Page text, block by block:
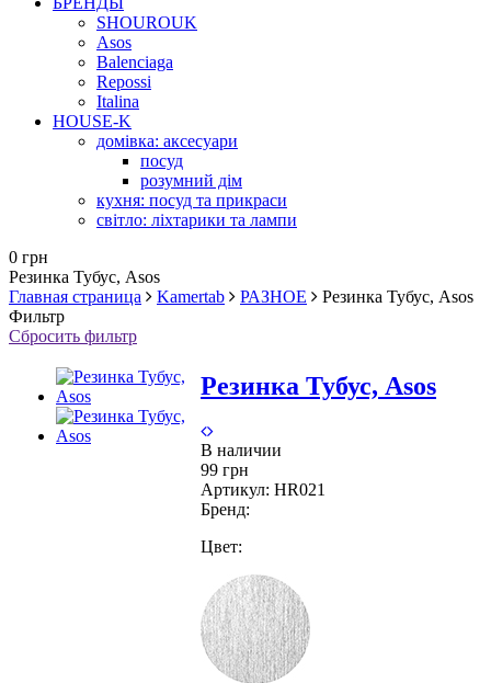
SHOUROUK
Asos
Balenciaga
Repossi
Italina
HOUSE-K
домівка: аксесуари
посуд
розумний дім
кухня: посуд та прикраси
світло: ліхтарики та лампи
0 грн
Резинка Тубус, Asos
Главная страница
Kamertab РАЗНОЕ
Резинка Тубус, Asos
Фильтр
Сбросить фильтр
Резинка Тубус, Asos
В наличии
99 грн
Артикул: HR021
Бренд:
Цвет: